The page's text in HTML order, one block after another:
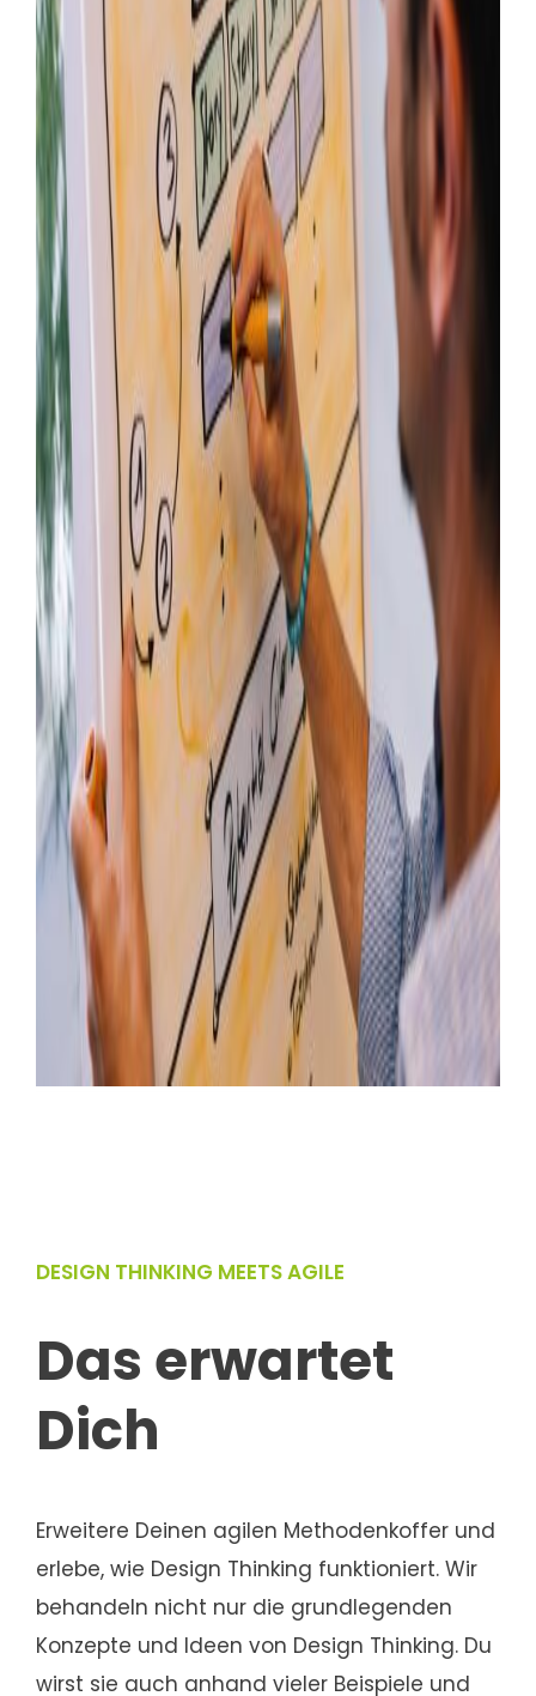
DESIGN THINKING MEETS AGILE
Das erwartet
Dich
Erweitere Deinen agilen Methodenkoffer und
erlebe, wie Design Thinking funktioniert. Wir
behandeln nicht nur die grundlegenden
Konzepte und Ideen von Design Thinking. Du
wirst sie auch anhand vieler Beispiele und